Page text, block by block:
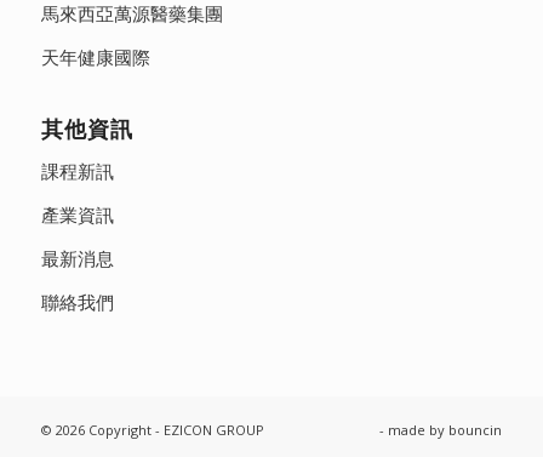
馬來西亞萬源醫藥集團
天年健康國際
其他資訊
課程新訊
產業資訊
最新消息
聯絡我們
© 2026 Copyright - EZICON GROUP - made by bouncin